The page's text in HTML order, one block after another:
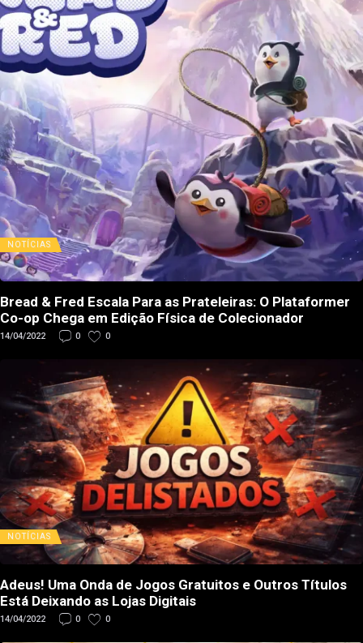
NOTÍCIAS
Bread & Fred Escala Para as Prateleiras: O Plataformer
Co-op Chega em Edição Física de Colecionador
14/04/2022 0 0
NOTÍCIAS
Adeus! Uma Onda de Jogos Gratuitos e Outros Títulos
Está Deixando as Lojas Digitais
14/04/2022 0 0